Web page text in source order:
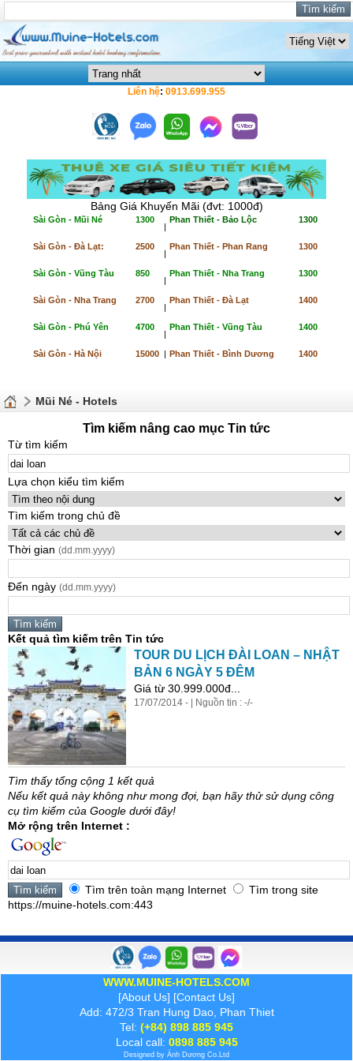
Liên hệ: 0913.699.955
Bảng Giá Khuyến Mãi (đvt: 1000đ)
Sài Gòn - Mũi Né 1300
|
Phan Thiết - Bảo Lộc 1300
Sài Gòn - Đà Lạt: 2500
|
Phan Thiết - Phan Rang 1300
Sài Gòn - Vũng Tàu 850
|
Phan Thiết - Nha Trang 1300
Sài Gòn - Nha Trang 2700
|
Phan Thiết - Đà Lạt 1400
Sài Gòn - Phú Yên 4700
|
Phan Thiết - Vũng Tàu 1400
Sài Gòn - Hà Nội 15000 | Phan Thiết - Bình Dương 1400
Mũi Né - Hotels
Tìm kiếm nâng cao mục Tin tức
Từ tìm kiếm
Lựa chọn kiểu tìm kiếm
Tìm kiếm trong chủ đề
Thời gian (dd.mm.yyyy)
Đến ngày (dd.mm.yyyy)
Kết quả tìm kiếm trên Tin tức
TOUR DU LỊCH ĐÀI LOAN – NHẬT
BẢN 6 NGÀY 5 ĐÊM
Giá từ 30.999.000đ...
17/07/2014 - | Nguồn tin : -/-
Tìm thấy tổng cộng 1 kết quả
Nếu kết quả này không như mong đợi, bạn hãy thử sử dụng công
cụ tìm kiếm của Google dưới đây!
Mở rộng trên Internet :
Tìm trên toàn mạng Internet
Tìm trong site
https://muine-hotels.com:443
WWW.MUINE-HOTELS.COM
[About Us] [Contact Us]
Add: 472/3 Tran Hung Dao, Phan Thiet
Tel: (+84) 898 885 945
Local call: 0898 885 945
Designed by Ánh Dương Co.Ltd